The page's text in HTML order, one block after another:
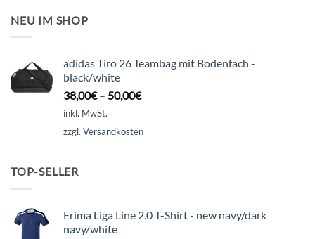
NEU IM SHOP
adidas Tiro 26 Teambag mit Bodenfach -
black/white
38,00€– 50,00€
inkl. MwSt.
zzgl. Versandkosten
TOP-SELLER
Erima Liga Line 2.0 T-Shirt - new navy/dark
navy/white